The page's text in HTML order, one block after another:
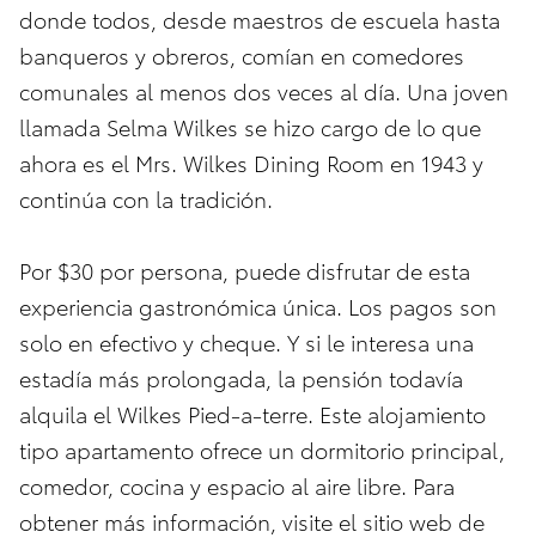
donde todos, desde maestros de escuela hasta
banqueros y obreros, comían en comedores
comunales al menos dos veces al día. Una joven
llamada Selma Wilkes se hizo cargo de lo que
ahora es el Mrs. Wilkes Dining Room en 1943 y
continúa con la tradición.
Por $30 por persona, puede disfrutar de esta
experiencia gastronómica única. Los pagos son
solo en efectivo y cheque. Y si le interesa una
estadía más prolongada, la pensión todavía
alquila el Wilkes Pied-a-terre. Este alojamiento
tipo apartamento ofrece un dormitorio principal,
comedor, cocina y espacio al aire libre. Para
obtener más información, visite el sitio web de